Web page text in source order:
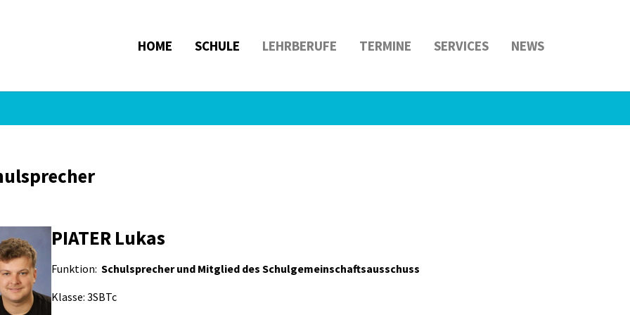
HOME SCHULE LEHRBERUFE TERMINE SERVICES NEWS
PIATER Lukas
Funktion: Schulsprecher und Mitglied des Schulgemeinschaftsausschuss
Klasse: 3SBTc